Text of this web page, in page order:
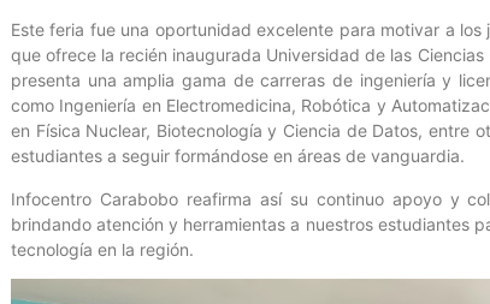
Este feria fue una oportunidad excelente para motivar a
que ofrece la recién inaugurada Universidad de las
presenta una amplia gama de carreras de ingeniería y
como Ingeniería en Electromedicina, Robótica y
en Física Nuclear, Biotecnología y Ciencia de Datos, entre
estudiantes a seguir formándose en áreas de vanguardia.
Infocentro Carabobo reafirma así su continuo apoyo y
brindando atención y herramientas a nuestros estudiantes
tecnología en la región.